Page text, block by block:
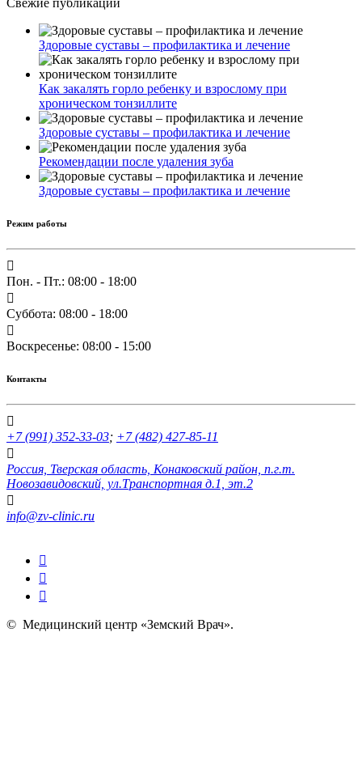
Свежие публикации
Здоровые суставы – профилактика и лечение
Как закалять горло ребенку и взрослому при
хроническом тонзиллите
Здоровые суставы – профилактика и лечение
Рекомендации после удаления зуба
Здоровые суставы – профилактика и лечение
Режим работы
Пон. - Пт.: 08:00 - 18:00
Суббота: 08:00 - 18:00
Воскресенье: 08:00 - 15:00
Контакты
+7 (991) 352-33-03; +7 (482) 427-85-11
Россия, Тверская область, Конаковский район, п.г.т.
Новозавидовский, ул.Транспортная д.1, эт.2
info@zv-clinic.ru
© Медицинский центр «Земский Врач».